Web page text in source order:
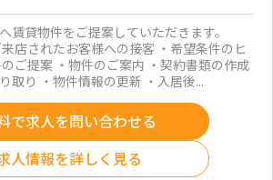
賃貸物件をご提案していただきます。
来店されたお客様への接客 ・希望条件のヒ
ご提案 ・物件のご案内 ・契約書類の作成
取り ・物件情報の更新 ・入居後...
で求人を問い合わせる
人情報を詳しく見る